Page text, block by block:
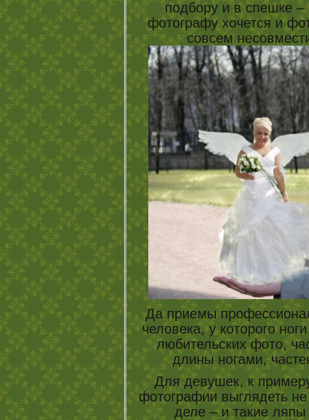
подбору и в спешке –
фотографу хочется и
совсем
Да приемы
человека, у которого
любительских фото,
длины ногами,
Для девушек, к
фотографии выглядеть
деле – и такие